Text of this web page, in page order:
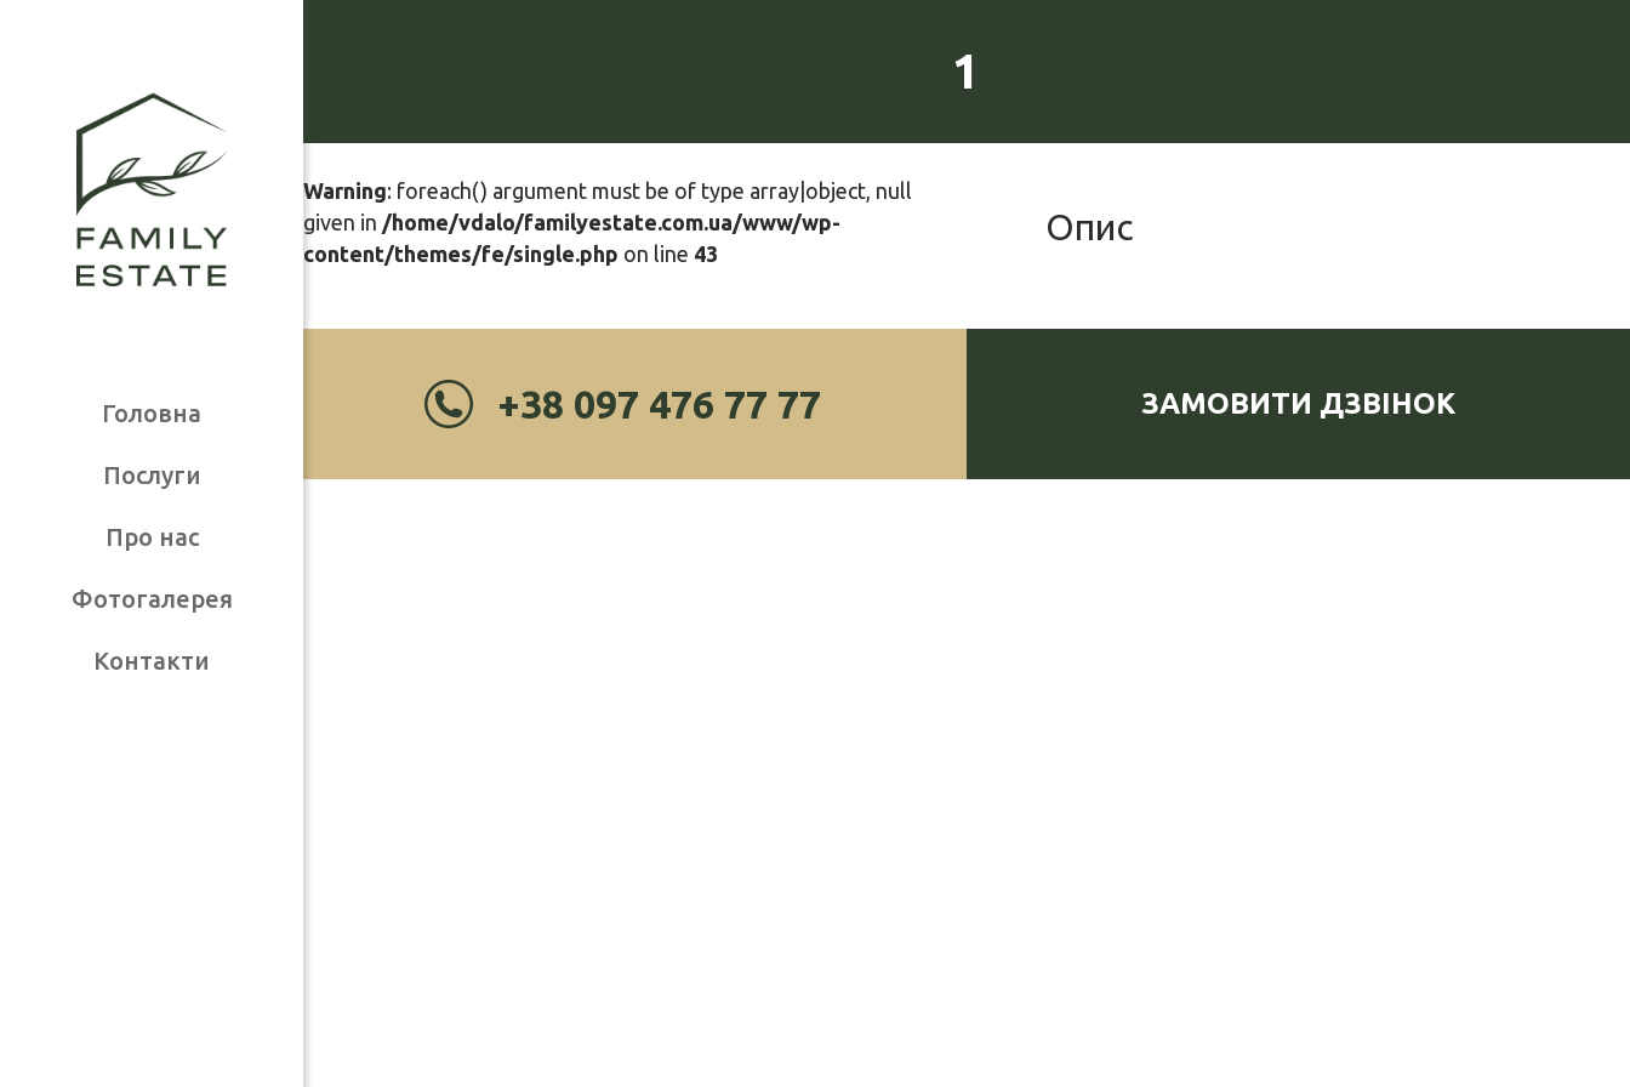
Головна
Послуги
Про нас
Фотогалерея
Контакти
1
Опис
Warning: foreach() argument must be of type array|object, null
given in /home/vdalo/familyestate.com.ua/www/wp-
content/themes/fe/single.php on line 43
+38 097 476 77 77 ЗАМОВИТИ ДЗВІНОК